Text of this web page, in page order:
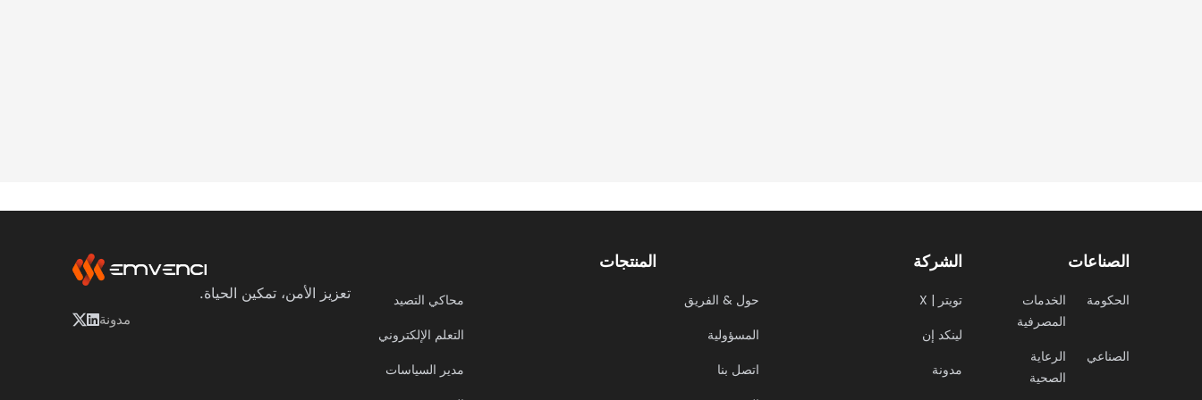
تعزيز الأمن، تمكين الحياة.
مدونة
المنتجات
محاكي التصيد
التعلم الإلكتروني
مدير السياسات
الشركة
حول & الفريق
المسؤولية
اتصل بنا
X | تويتر
لينكد إن
مدونة
الصناعات
الخدمات
المصرفية
الرعاية
الصحية
الحكومة
الصناعي